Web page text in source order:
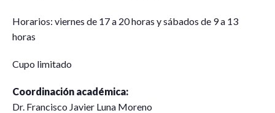
Horarios: viernes de 17 a 20 horas y sábados de 9 a 13
horas
Cupo limitado
Coordinación académica:
Dr. Francisco Javier Luna Moreno